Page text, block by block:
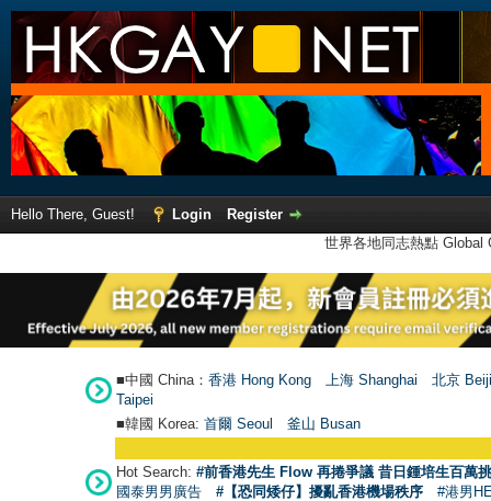
Hello There, Guest! Login
Register
世界各地同志熱點
■中國 China： 香港 Hong Kong 上海 Shanghai
北京
Taipei
■韓國 Korea: 首爾 Seoul 釜山 Busan
Hot Search: #前香港先生 Flow 再捲爭議 昔日鍾培生百萬
國泰男男廣告
#【恐同矮仔】擾亂香港機場秩序 #港男